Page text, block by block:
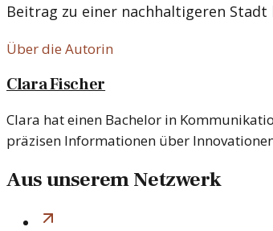
Beitrag zu einer nachhaltigeren Stadt
Über die Autorin
Clara Fischer
Clara hat einen Bachelor in
präzisen Informationen über
Aus unserem Netzwerk